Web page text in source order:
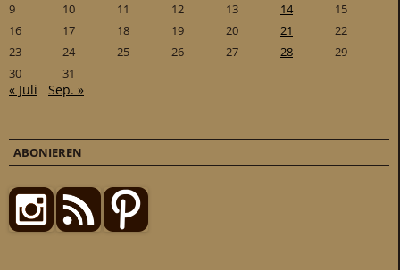
9
10 11 12 13 14
15
16
17 18 19 20 21
22
23
24 25 26 27 28
29
30
31
« Juli Sep. »
ABONIEREN